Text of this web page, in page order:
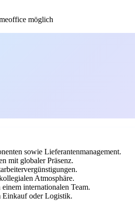
möglich
sowie Lieferantenmanagement.
mit globaler Präsenz.
Atmosphäre.
internationalen Team.
Einkauf oder Logistik.